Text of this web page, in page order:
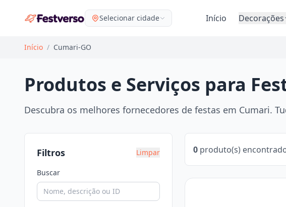
Selecionar cidade Início Decorações
Início / Cumari-GO
Produtos e Serviços para
Descubra os melhores fornecedores de festas em Cumari.
Filtros Limpar
Buscar
0 produto(s)